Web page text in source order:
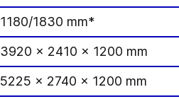
1180/1830 mm*
3920 x 2410 x 1200 mm
5225 x 2740 x 1200 mm